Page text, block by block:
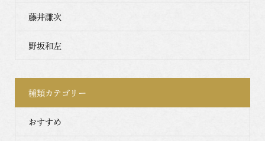
藤井謙次
野坂和左
種類カテゴリー
おすすめ